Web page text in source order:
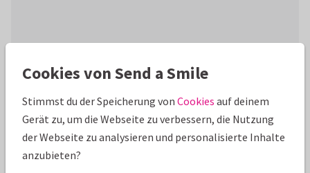
Produktinformation
Cookies von Send a Smile
Stimmst du der Speicherung von Cookies auf deinem
Gerät zu, um die Webseite zu verbessern, die Nutzung
der Webseite zu analysieren und personalisierte Inhalte
anzubieten?